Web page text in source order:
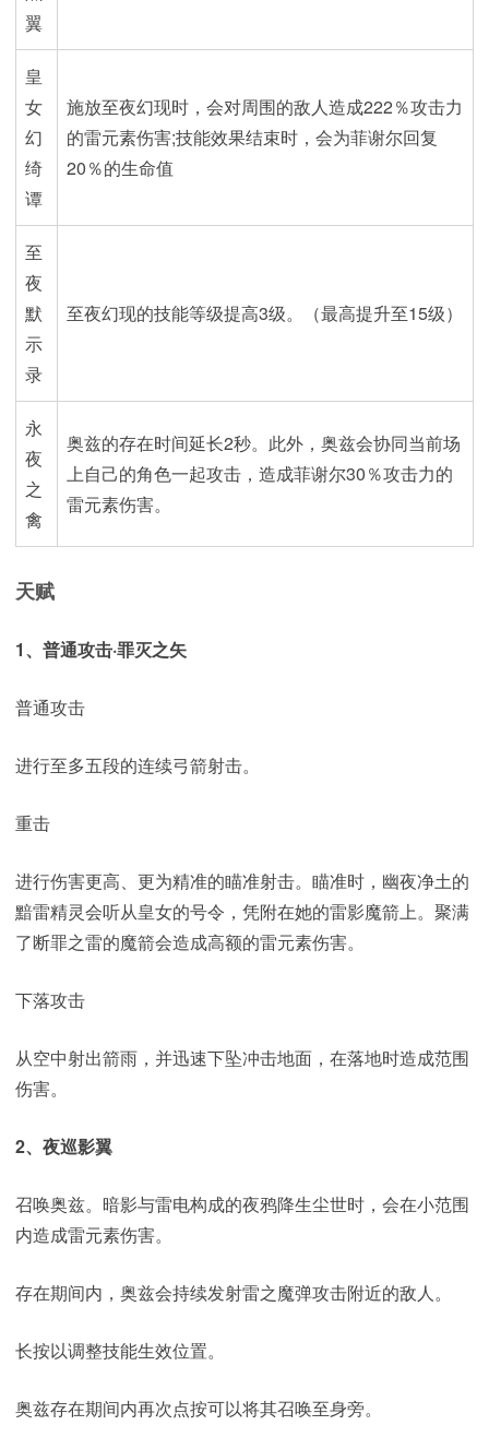
翼
皇
女
幻
绮
谭
施放至夜幻现时，会对周围的敌人造成222％攻击力
的雷元素伤害;技能效果结束时，会为菲谢尔回复
20％的生命值
至
夜
默
示
录
至夜幻现的技能等级提高3级。（最高提升至15级）
永
夜
之
禽
奥兹的存在时间延长2秒。此外，奥兹会协同当前场
上自己的角色一起攻击，造成菲谢尔30％攻击力的
雷元素伤害。
天赋
1、普通攻击·罪灭之矢
普通攻击
进行至多五段的连续弓箭射击。
重击
进行伤害更高、更为精准的瞄准射击。瞄准时，幽夜净土的
黯雷精灵会听从皇女的号令，凭附在她的雷影魔箭上。聚满
了断罪之雷的魔箭会造成高额的雷元素伤害。
下落攻击
从空中射出箭雨，并迅速下坠冲击地面，在落地时造成范围
伤害。
2、夜巡影翼
召唤奥兹。暗影与雷电构成的夜鸦降生尘世时，会在小范围
内造成雷元素伤害。
存在期间内，奥兹会持续发射雷之魔弹攻击附近的敌人。
长按以调整技能生效位置。
奥兹存在期间内再次点按可以将其召唤至身旁。